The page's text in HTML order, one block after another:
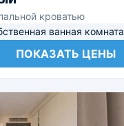
кроватью
ванная комната
ПОКАЗАТЬ ЦЕНЫ